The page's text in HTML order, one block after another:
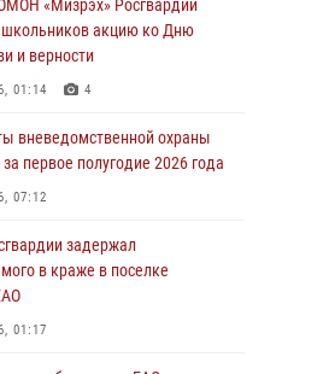
10:21
в Первой мировой войне
10:19
в правила проведения
отстрела гражданского оружия
01:48
«Мизрэх» Росгвардии
школьников акцию ко Дню
и верности
01:14 4
вневедомственной охраны
первое полугодие 2026 года
07:12
задержал
в краже в поселке
01:17